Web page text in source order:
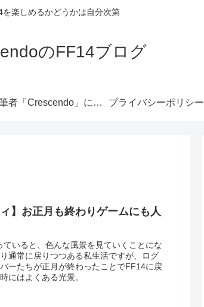
を楽しめるかどうかは自分次第
のFF14ブログ
筆者「Crescendo」について プライバシーポリシー
】お正月も終わりゲームにも人
いると、色んな風景を見ていくことにな
通常に戻りつつある私生活ですが、ログ
ーたちが正月が終わったことでFF14に戻
にはよくある光景。